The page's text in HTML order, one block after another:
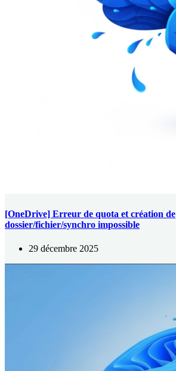
[OneDrive] Erreur de quota et création de
dossier/fichier/synchro impossible
29 décembre 2025